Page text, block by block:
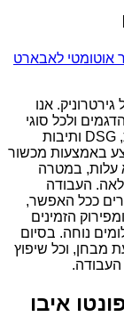
אוטומטי לאבארט
אנו
ולכל סוגי
התיבות – אוטומטיות, רציפות (CVT), רובוטיות, DSG ותיבות
באמצעות מכשור
עלות, במטרה
העבודה
ככל האפשר,
הזמינים
נוחה. בסיום
מבחן, וכל שיפוץ
העבודה.
איבו